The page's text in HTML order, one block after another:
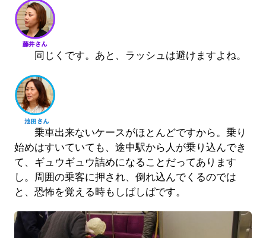
同じくです。あと、ラッシュは避けますよね。
乗車出来ないケースがほとんどですから。乗り
始めはすいていても、途中駅から人が乗り込んでき
て、ギュウギュウ詰めになることだってあります
し。周囲の乗客に押され、倒れ込んでくるのでは
と、恐怖を覚える時もしばしばです。